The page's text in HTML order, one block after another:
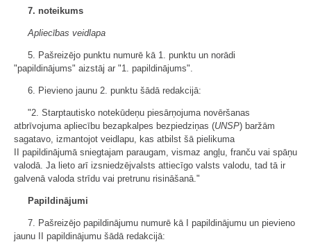
7. noteikums
Apliecības veidlapa
5. Pašreizējo punktu numurē kā 1. punktu un norādi
"papildinājums" aizstāj ar "1. papildinājums".
6. Pievieno jaunu 2. punktu šādā redakcijā:
"2. Starptautisko notekūdeņu piesārņojuma novēršanas
atbrīvojuma apliecību bezapkalpes bezpiedziņas (UNSP) baržām
sagatavo, izmantojot veidlapu, kas atbilst šā pielikuma
II papildinājumā sniegtajam paraugam, vismaz angļu, franču vai spāņu
valodā. Ja lieto arī izsniedzējvalsts attiecīgo valsts valodu, tad tā ir
galvenā valoda strīdu vai pretrunu risināšanā."
Papildinājumi
7. Pašreizējo papildinājumu numurē kā I papildinājumu un pievieno
jaunu II papildinājumu šādā redakcijā: